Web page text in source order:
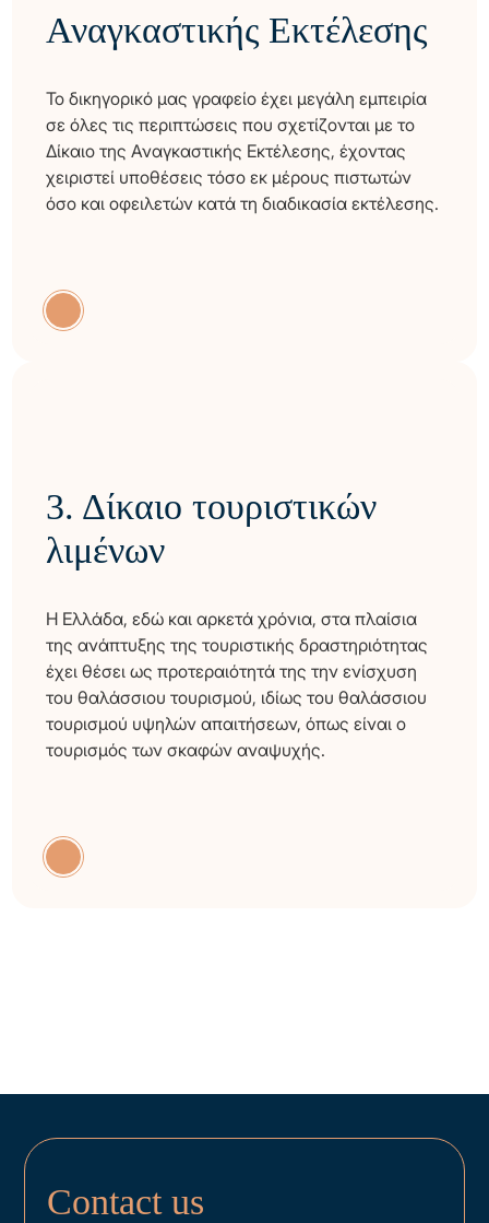
Αναγκαστικής Εκτέλεσης
Το δικηγορικό μας γραφείο έχει μεγάλη εμπειρία
σε όλες τις περιπτώσεις που σχετίζονται με το
Δίκαιο της Αναγκαστικής Εκτέλεσης, έχοντας
χειριστεί υποθέσεις τόσο εκ μέρους πιστωτών
όσο και οφειλετών κατά τη διαδικασία εκτέλεσης.
3. Δίκαιο τουριστικών
λιμένων
Η Ελλάδα, εδώ και αρκετά χρόνια, στα πλαίσια
της ανάπτυξης της τουριστικής δραστηριότητας
έχει θέσει ως προτεραιότητά της την ενίσχυση
του θαλάσσιου τουρισμού, ιδίως του θαλάσσιου
τουρισμού υψηλών απαιτήσεων, όπως είναι ο
τουρισμός των σκαφών αναψυχής.
Contact us